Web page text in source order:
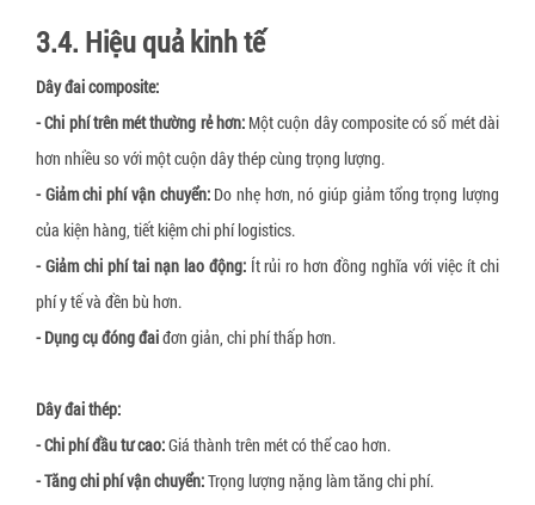
3.4. Hiệu quả kinh tế
Dây đai composite:
- Chi phí trên mét thường rẻ hơn:Một cuộn dây composite có số mét dài
hơn nhiều so với một cuộn dây thép cùng trọng lượng.
- Giảm chi phí vận chuyển:Do nhẹ hơn, nó giúp giảm tổng trọng lượng
của kiện hàng, tiết kiệm chi phí logistics.
- Giảm chi phí tai nạn lao động:Ít rủi ro hơn đồng nghĩa với việc ít chi
phí y tế và đền bù hơn.
- Dụng cụ đóng đaiđơn giản, chi phí thấp hơn.
Dây đai thép:
- Chi phí đầu tư cao:Giá thành trên mét có thể cao hơn.
- Tăng chi phí vận chuyển:Trọng lượng nặng làm tăng chi phí.